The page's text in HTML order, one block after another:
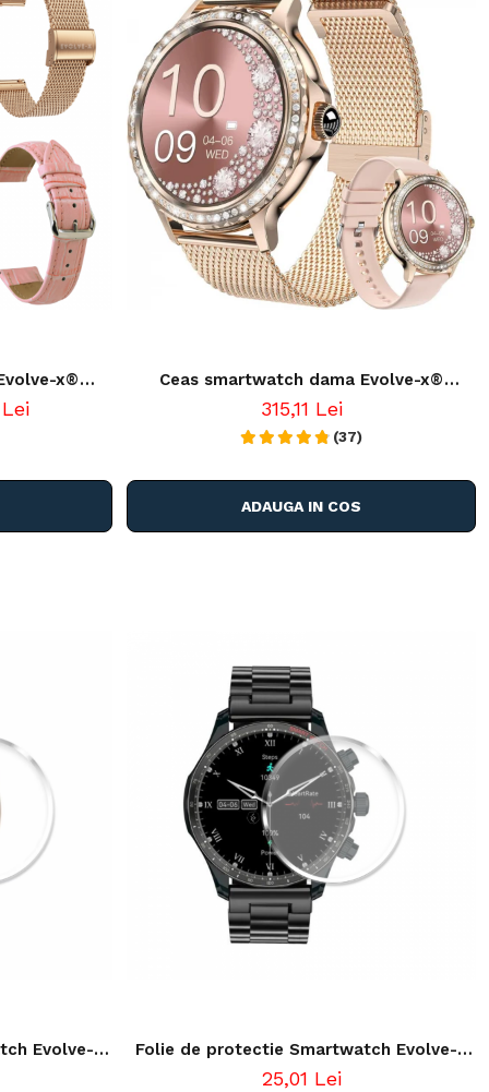
x®
Notificari
Ceas smartwatch dama Evolve-x®
EvoWatch 9 cu Apeluri si mesaje
bluetooth, Monitorizare sanatate si
Asistent vocal, 2 bratari incluse
315,11 Lei
(37)
ADAUGA IN COS
Evolve-x
Folie de protectie Smartwatch Evolve-x
37mm, display rotund, transparenta
25,01 Lei